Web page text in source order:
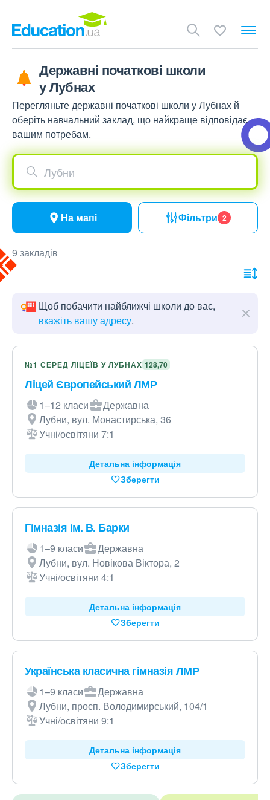
Державні початкові школи
у Лубнах
Перегляньте державні початкові школи у Лубнах й
оберіть навчальний заклад, що найкраще відповідає
вашим потребам.
Лубни
На мапі Фільтри 2
9 закладів
Щоб побачити найближчі школи до вас,
вкажіть вашу адресу.
№1 СЕРЕД ЛІЦЕЇВ У ЛУБНАХ 128,70
Ліцей Європейський ЛМР
1–12 класи
Державна
Лубни, вул. Монастирська, 36
Учні/освітяни 7:1
Детальна інформація
Зберегти
Гімназія ім. В. Барки
1–9 класи
Державна
Лубни, вул. Новікова Віктора, 2
Учні/освітяни 4:1
Детальна інформація
Зберегти
Українська класична гімназія ЛМР
1–9 класи
Державна
Лубни, просп. Володимирський, 104/1
Учні/освітяни 9:1
Детальна інформація
Зберегти